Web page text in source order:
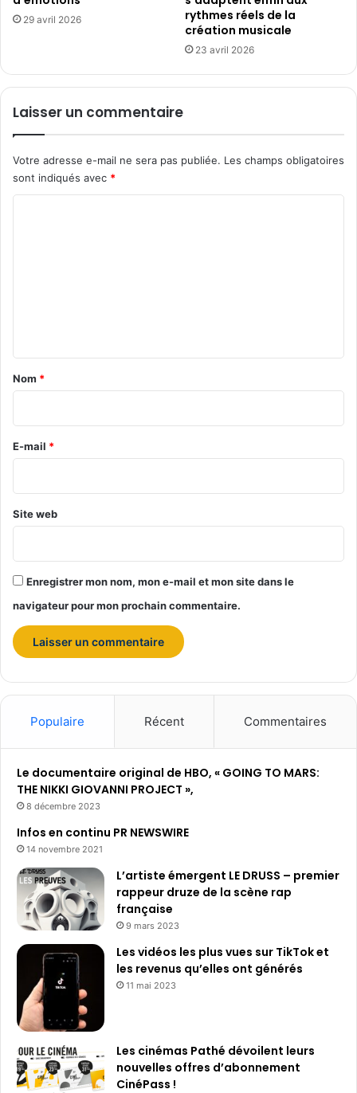
n
a
b
e
v
i
u
I
K
29 avril 2026
rythmes réels de la
création musicale
23 avril 2026
Laisser un commentaire
Votre adresse e-mail ne sera pas publiée. Les champs obligatoires
sont indiqués avec *
a
r
e
Nom *
E-mail *
Site web
Enregistrer mon nom, mon e-mail et mon site dans le
navigateur pour mon prochain commentaire.
Populaire Récent Commentaires
Le documentaire original de HBO, « GOING TO MARS:
THE NIKKI GIOVANNI PROJECT »,
8 décembre 2023
Infos en continu PR NEWSWIRE
14 novembre 2021
L’artiste émergent LE DRUSS – premier
rappeur druze de la scène rap
française
9 mars 2023
Les vidéos les plus vues sur TikTok et
les revenus qu’elles ont générés
11 mai 2023
Les cinémas Pathé dévoilent leurs
nouvelles offres d’abonnement
CinéPass !